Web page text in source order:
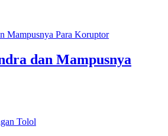
dan Mampusnya